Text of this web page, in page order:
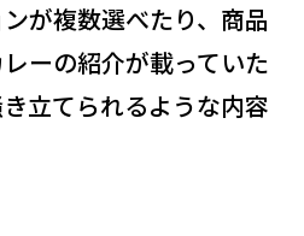
が複数選べたり、商品
ーの紹介が載っていた
立てられるような内容